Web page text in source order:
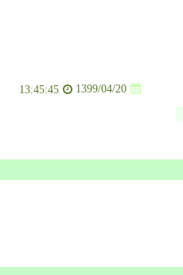
1399/04/20
13:45:45